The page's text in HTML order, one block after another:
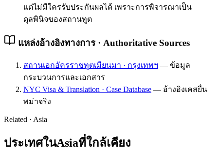
แต่ไม่มีใครรับประกันผลได้ เพราะการพิจารณาเป็น
ดุลพินิจของสถานทูต
แหล่งอ้างอิงทางการ · Authoritative Sources
สถานเอกอัครราชทูตเมียนมา · กรุงเทพฯ — ข้อมูล
กระบวนการและเอกสาร
NYC Visa & Translation · Case Database — อ้างอิงเคสยื่น
พม่าจริง
Related · Asia
ประเทศในAsiaที่ใกล้เคียง